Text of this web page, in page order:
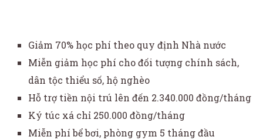
Giảm 70% học phí theo quy định Nhà nước
Miễn giảm học phí cho đối tượng chính sách,
dân tộc thiểu số, hộ nghèo
Hỗ trợ tiền nội trú lên đến 2.340.000 đồng/tháng
Ký túc xá chỉ 250.000 đồng/tháng
Miễn phí bể bơi, phòng gym 5 tháng đầu